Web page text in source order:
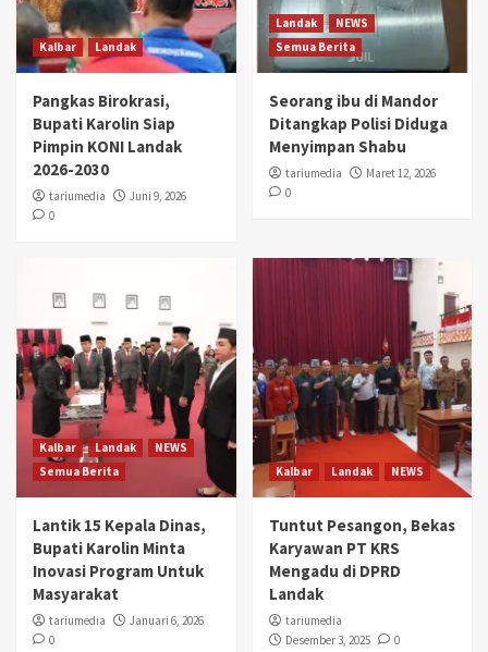
Kalbar Landak
Pangkas Birokrasi,
Bupati Karolin Siap
Pimpin KONI Landak
2026-2030
tariumedia
Juni 9, 2026
0
Landak
NEWS
Semua Berita
Seorang ibu di Mandor
Ditangkap Polisi Diduga
Menyimpan Shabu
tariumedia
Maret 12, 2026
0
Kalbar Landak
NEWS
Semua Berita
Lantik 15 Kepala Dinas,
Bupati Karolin Minta
Inovasi Program Untuk
Masyarakat
tariumedia
Januari 6, 2026
0
Kalbar Landak NEWS
Tuntut Pesangon, Bekas
Karyawan PT KRS
Mengadu di DPRD
Landak
tariumedia
Desember 3, 2025
0